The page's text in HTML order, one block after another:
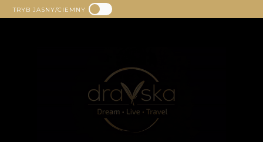
TRYB JASNY/CIEMNY